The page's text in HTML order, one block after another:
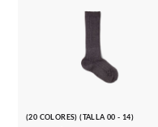
(20 COLORES) (TALLA 00 - 14)